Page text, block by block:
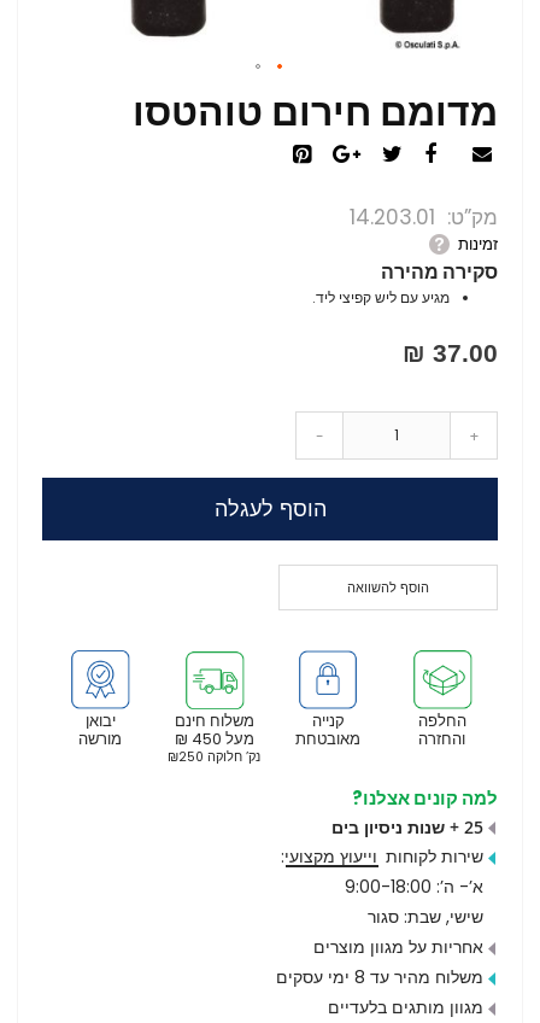
מדומם חירום טוהטסו
מק”ט 14.203.01
זמינות
סקירה מהירה
מגיע עם ליש קפיצי ליד.
37.00 ₪
- +
הוסף לעגלה
הוסף להשוואה
יבואן
מורשה
משלוח חינם
מעל 450 ₪
נק’ חלוקה ₪250
קנייה
מאובטחת
החלפה
והחזרה
למה קונים אצלנו?
25 + שנות ניסיון בים
שירות לקוחות וייעוץ מקצועי:
א’- ה’: 9:00-18:00
שישי, שבת: סגור
אחריות על מגוון מוצרים
משלוח מהיר עד 8 ימי עסקים
מגוון מותגים בלעדיים